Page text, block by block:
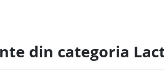
din categoria